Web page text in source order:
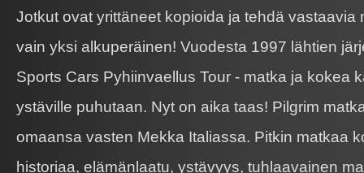
Jotkut ovat yrittäneet kopioida ja tehdä vastaavia
vain yksi alkuperäinen! Vuodesta 1997 lähtien
Sports Cars Pyhiinvaellus Tour - matka ja kokea
ystäville puhutaan. Nyt on aika taas! Pilgrim
omaansa vasten Mekka Italiassa. Pitkin matkaa
historiaa, elämänlaatu, ystävyys, tuhlaavainen